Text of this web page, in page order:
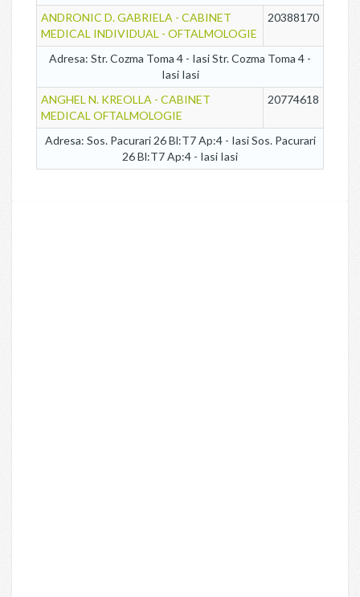
ANDRONIC D. GABRIELA - CABINET
MEDICAL INDIVIDUAL - OFTALMOLOGIE
20388170
Adresa: Str. Cozma Toma 4 - Iasi Str. Cozma Toma 4 -
Iasi Iasi
ANGHEL N. KREOLLA - CABINET
MEDICAL OFTALMOLOGIE
20774618
Adresa: Sos. Pacurari 26 Bl:T7 Ap:4 - Iasi Sos. Pacurari
26 Bl:T7 Ap:4 - Iasi Iasi